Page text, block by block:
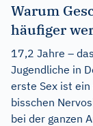
Warum
häufiger
17,2 Jahre –
Jugendliche in
erste Sex ist
bisschen
bei der ganzen